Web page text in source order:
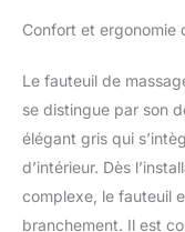
Confort et ergonomie
Le fauteuil de
se distingue par son
élégant gris qui
d’intérieur. Dès
complexe, le fauteuil
branchement. Il est